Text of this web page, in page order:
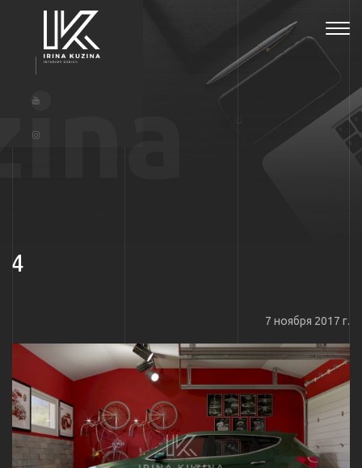
4
7 ноября 2017 г.